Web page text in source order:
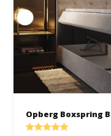
Opberg Boxspring